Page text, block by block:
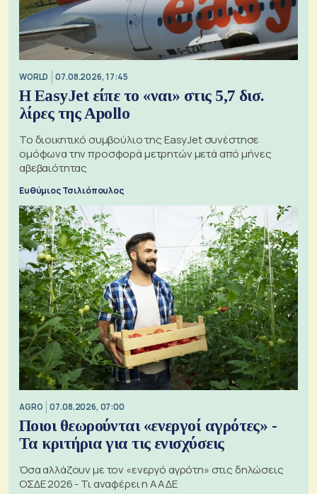
WORLD 07.08.2026, 17:45
Η EasyJet είπε το «ναι» στις 5,7 δισ.
λίρες της Apollo
Το διοικητικό συμβούλιο της EasyJet συνέστησε
ομόφωνα την προσφορά μετρητών μετά από μήνες
αβεβαιότητας
Ευθύμιος Τσιλιόπουλος
AGRO 07.08.2026, 07:00
Ποιοι θεωρούνται «ενεργοί αγρότες» -
Τα κριτήρια για τις ενισχύσεις
Όσα αλλάζουν με τον «ενεργό αγρότη» στις δηλώσεις
ΟΣΔΕ 2026 - Τι αναφέρει η ΑΑΔΕ